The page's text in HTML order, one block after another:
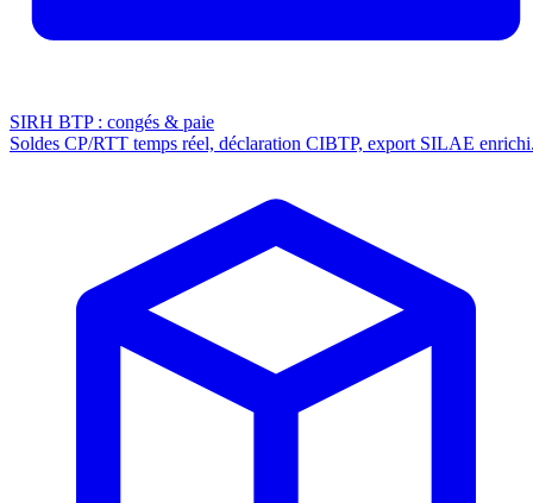
SIRH BTP : congés & paie
Soldes CP/RTT temps réel, déclaration CIBTP, export SILAE